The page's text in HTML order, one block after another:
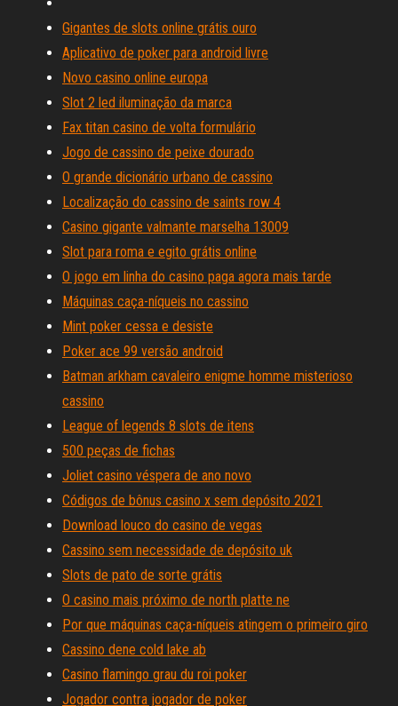
Gigantes de slots online grátis ouro
Aplicativo de poker para android livre
Novo casino online europa
Slot 2 led iluminação da marca
Fax titan casino de volta formulário
Jogo de cassino de peixe dourado
O grande dicionário urbano de cassino
Localização do cassino de saints row 4
Casino gigante valmante marselha 13009
Slot para roma e egito grátis online
O jogo em linha do casino paga agora mais tarde
Máquinas caça-níqueis no cassino
Mint poker cessa e desiste
Poker ace 99 versão android
Batman arkham cavaleiro enigme homme misterioso
cassino
League of legends 8 slots de itens
500 peças de fichas
Joliet casino véspera de ano novo
Códigos de bônus casino x sem depósito 2021
Download louco do casino de vegas
Cassino sem necessidade de depósito uk
Slots de pato de sorte grátis
O casino mais próximo de north platte ne
Por que máquinas caça-níqueis atingem o primeiro giro
Cassino dene cold lake ab
Casino flamingo grau du roi poker
Jogador contra jogador de poker